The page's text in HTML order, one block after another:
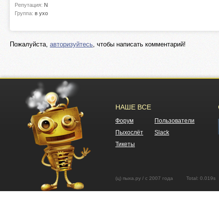
Репутация: N
Группа: в ухо
Пожалуйста, авторизуйтесь, чтобы написать комментарий!
НАШЕ ВСЕ
Форум
Пользователи
Пыхослёт
Slack
Тикеты
(ц) пыха.ру / с 2007 года Total: